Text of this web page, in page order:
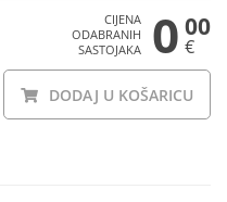
CIJENA
ODABRANIH
SASTOJAKA
0 00
€
DODAJ U KOŠARICU